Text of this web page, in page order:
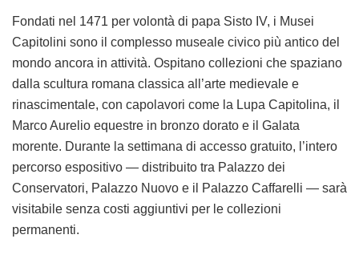
Fondati nel 1471 per volontà di papa Sisto IV, i Musei
Capitolini sono il complesso museale civico più antico del
mondo ancora in attività. Ospitano collezioni che spaziano
dalla scultura romana classica all’arte medievale e
rinascimentale, con capolavori come la Lupa Capitolina, il
Marco Aurelio equestre in bronzo dorato e il Galata
morente. Durante la settimana di accesso gratuito, l’intero
percorso espositivo — distribuito tra Palazzo dei
Conservatori, Palazzo Nuovo e il Palazzo Caffarelli — sarà
visitabile senza costi aggiuntivi per le collezioni
permanenti.